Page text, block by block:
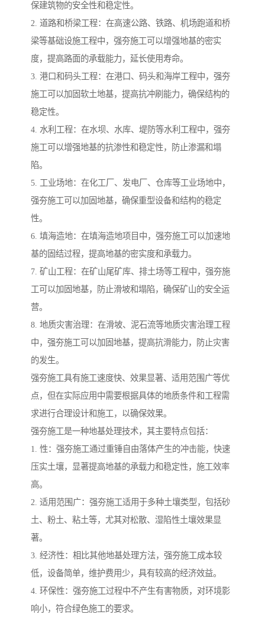
保建筑物的安全性和稳定性。
2. 道路和桥梁工程：在高速公路、铁路、机场跑道和桥
梁等基础设施工程中，强夯施工可以增强地基的密实
度，提高路面的承载能力，延长使用寿命。
3. 港口和码头工程：在港口、码头和海岸工程中，强夯
施工可以加固软土地基，提高抗冲刷能力，确保结构的
稳定性。
4. 水利工程：在水坝、水库、堤防等水利工程中，强夯
施工可以增强地基的抗渗性和稳定性，防止渗漏和塌
陷。
5. 工业场地：在化工厂、发电厂、仓库等工业场地中，
强夯施工可以加固地基，确保重型设备和结构的稳定
性。
6. 填海造地：在填海造地项目中，强夯施工可以加速地
基的固结过程，提高地基的密实度和承载力。
7. 矿山工程：在矿山尾矿库、排土场等工程中，强夯施
工可以加固地基，防止滑坡和塌陷，确保矿山的安全运
营。
8. 地质灾害治理：在滑坡、泥石流等地质灾害治理工程
中，强夯施工可以加固地基，提高抗滑能力，防止灾害
的发生。
强夯施工具有施工速度快、效果显著、适用范围广等优
点，但在实际应用中需要根据具体的地质条件和工程需
求进行合理设计和施工，以确保效果。
强夯施工是一种地基处理技术，其主要特点包括：
1. 性：强夯施工通过重锤自由落体产生的冲击能，快速
压实土壤，显著提高地基的承载力和稳定性，施工效率
高。
2. 适用范围广：强夯施工适用于多种土壤类型，包括砂
土、粉土、粘土等，尤其对松散、湿陷性土壤效果显
著。
3. 经济性：相比其他地基处理方法，强夯施工成本较
低，设备简单，维护费用少，具有较高的经济效益。
4. 环保性：强夯施工过程中不产生有害物质，对环境影
响小，符合绿色施工的要求。